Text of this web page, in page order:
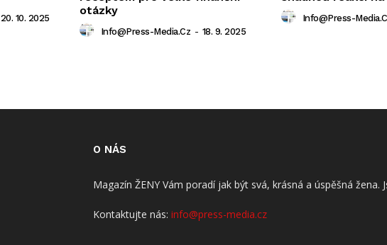
20. 10. 2025
otázky
Info@press-Media.cz - 18. 9. 2025
Info@press-
O NÁS
Magazín ŽENY Vám poradí jak být svá, krásná a úspěšná žena.
Kontaktujte nás: info@press-media.cz